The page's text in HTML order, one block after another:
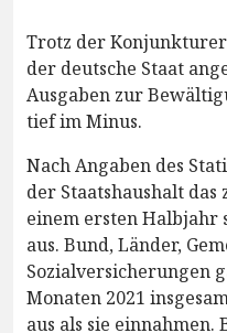
Trotz der
der deutsche Staat
Ausgaben zur
tief im Minus.
Nach Angaben des
der Staatshaushalt
einem ersten
aus. Bund, Länder,
Sozialversicherungen
Monaten 2021
aus als sie einnahmen.